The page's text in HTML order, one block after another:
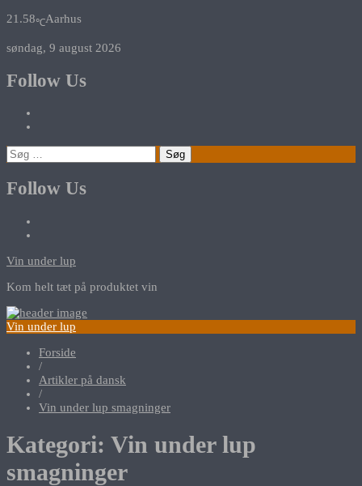
21.58℃Aarhus
søndag, 9 august 2026
Follow Us
Søg
efter:
Follow Us
Vin under lup
Kom helt tæt på produktet vin
Vin under lup
Forside
/
Artikler på dansk
/
Vin under lup smagninger
Kategori: Vin under lup
smagninger